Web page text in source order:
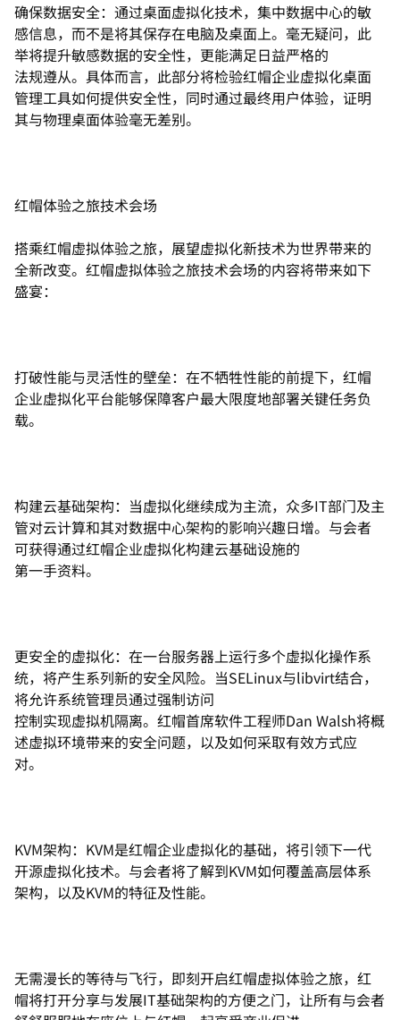
确保数据安全：通过桌面虚拟化技术，集中数据中心的敏
感信息，而不是将其保存在电脑及桌面上。毫无疑问，此
举将提升敏感数据的安全性，更能满足日益严格的
法规遵从。具体而言，此部分将检验红帽企业虚拟化桌面
管理工具如何提供安全性，同时通过最终用户体验，证明
其与物理桌面体验毫无差别。
红帽体验之旅技术会场
搭乘红帽虚拟体验之旅，展望虚拟化新技术为世界带来的
全新改变。红帽虚拟体验之旅技术会场的内容将带来如下
盛宴：
打破性能与灵活性的壁垒：在不牺牲性能的前提下，红帽
企业虚拟化平台能够保障客户最大限度地部署关键任务负
载。
构建云基础架构：当虚拟化继续成为主流，众多IT部门及主
管对云计算和其对数据中心架构的影响兴趣日增。与会者
可获得通过红帽企业虚拟化构建云基础设施的
第一手资料。
更安全的虚拟化：在一台服务器上运行多个虚拟化操作系
统，将产生系列新的安全风险。当SELinux与libvirt结合，
将允许系统管理员通过强制访问
控制实现虚拟机隔离。红帽首席软件工程师Dan Walsh将概
述虚拟环境带来的安全问题，以及如何采取有效方式应
对。
KVM架构：KVM是红帽企业虚拟化的基础，将引领下一代
开源虚拟化技术。与会者将了解到KVM如何覆盖高层体系
架构，以及KVM的特征及性能。
无需漫长的等待与飞行，即刻开启红帽虚拟体验之旅，红
帽将打开分享与发展IT基础架构的方便之门，让所有与会者